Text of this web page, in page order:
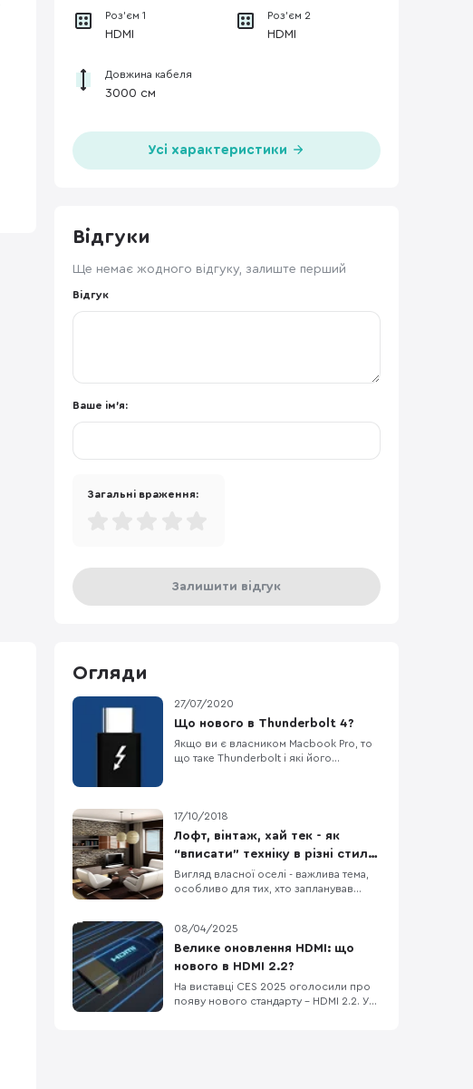
Роз'єм 1
HDMI
Роз'єм 2
HDMI
Довжина кабеля
3000 см
Усі характеристики
Відгуки
Ще немає жодного відгуку, залиште перший
Відгук
Ваше ім'я:
Загальні враження:
Залишити відгук
Огляди
27/07/2020
Що нового в Thunderbolt 4?
Якщо ви є власником Macbook Pro, то
що таке Thunderbolt і які його
це спільна розробка компаній Apple та
Intel. Цей інтерфейс “упакований” в
порт USB Type-C, але це зовсім не
означає, що ус
17/10/2018
Лофт, вінтаж, хай тек - як
“вписати” техніку в різні стилі
інтер’єру?
Вигляд власної оселі - важлива тема,
особливо для тих, хто запланував
бюджету диктують умови планування,
кожен намагається заощадити якомога
більше коштів. Звичайно, що на
основних функціональних ел
08/04/2025
Велике оновлення HDMI: що
нового в HDMI 2.2?
На виставці CES 2025 оголосили про
появу нового стандарту – HDMI 2.2. У